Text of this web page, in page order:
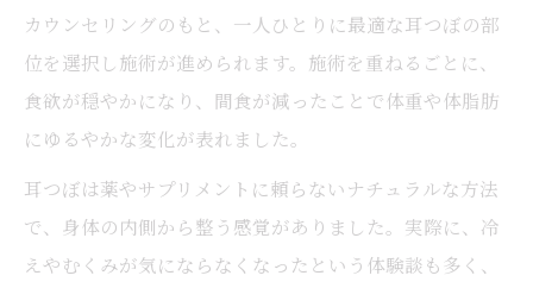
カウンセリングのもと、一人ひとりに最適な耳つぼの部
位を選択し施術が進められます。施術を重ねるごとに、
食欲が穏やかになり、間食が減ったことで体重や体脂肪
にゆるやかな変化が表れました。
耳つぼは薬やサプリメントに頼らないナチュラルな方法
で、身体の内側から整う感覚がありました。実際に、冷
えやむくみが気にならなくなったという体験談も多く、